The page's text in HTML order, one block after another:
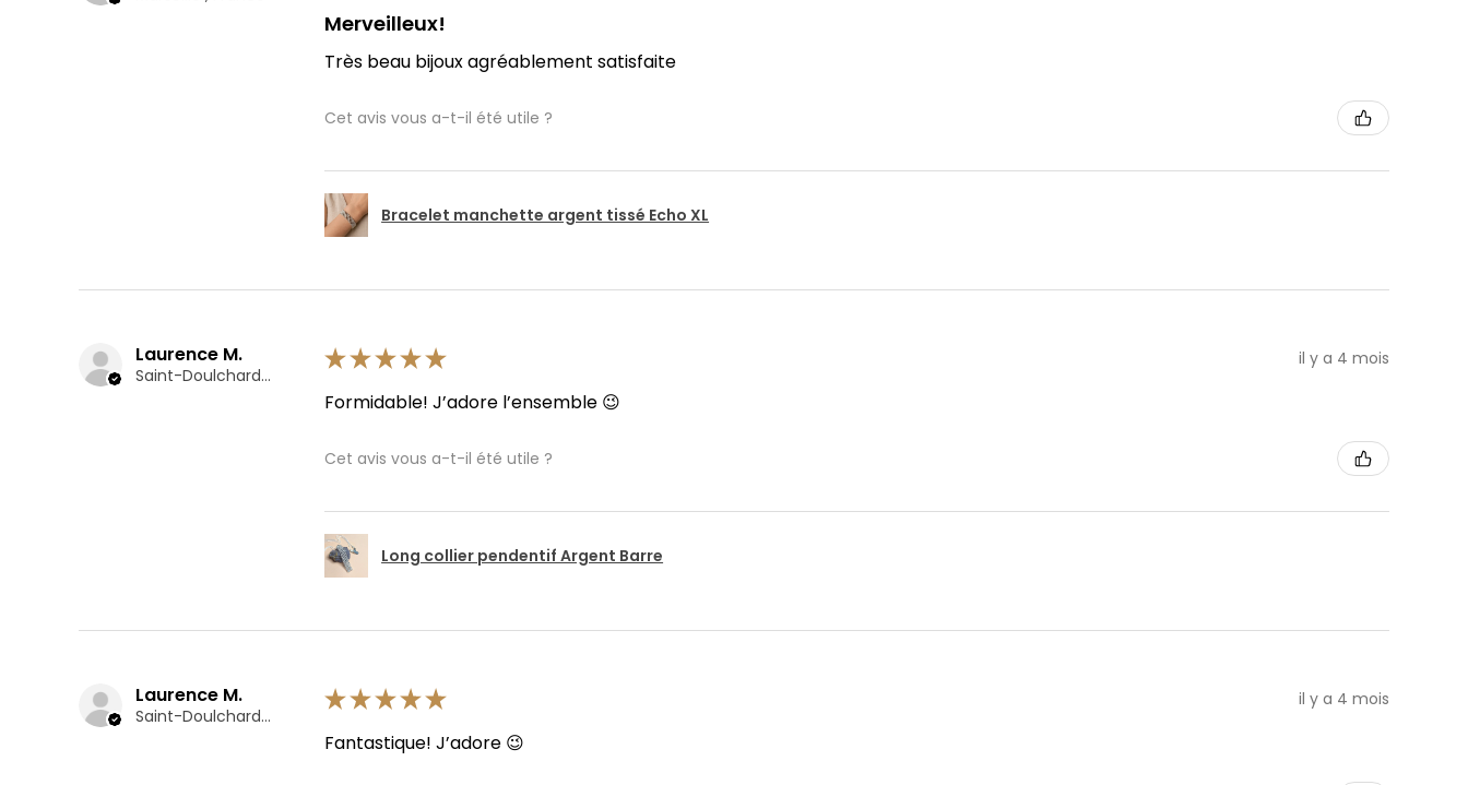
Merveilleux!
Très beau bijoux agréablement satisfaite
Cet avis vous a-t-il été utile ?
Bracelet manchette argent tissé Echo XL
Laurence M.
Saint-Doulchard, Cher
★★★★★ il y a 4 mois
Formidable! J’adore l’ensemble 😉
Cet avis vous a-t-il été utile ?
Long collier pendentif Argent Barre
Laurence M.
Saint-Doulchard, Cher
★★★★★ il y a 4 mois
Fantastique! J’adore 😉